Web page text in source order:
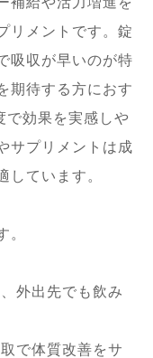
– 副作用の有
に合う製品の
リメントです。錠
吸収が早いのが特
期待する方におす
で効果を実感しや
サプリメントは成
しています。
。
外出先でも飲み
で体質改善をサ